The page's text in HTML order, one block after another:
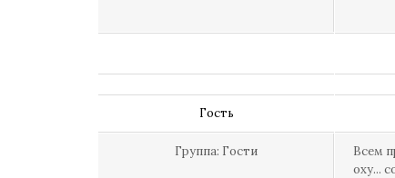
Гость
Группа: Гости
Всем
оху...